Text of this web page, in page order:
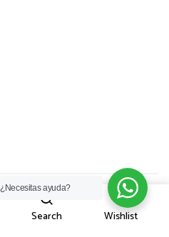
Search
1
Wishlist
Reservados Mi Trensito.
¿Necesitas ayuda?